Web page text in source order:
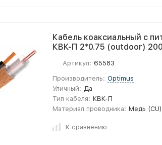
Кабель коаксиальный с
КВК-П 2*0.75 (outdoor)
Артикул: 65583
Производитель: Optimus
Уличный: Да
Тип кабеля: КВК-П
Материал проводника: Медь (CU)
К сравнению